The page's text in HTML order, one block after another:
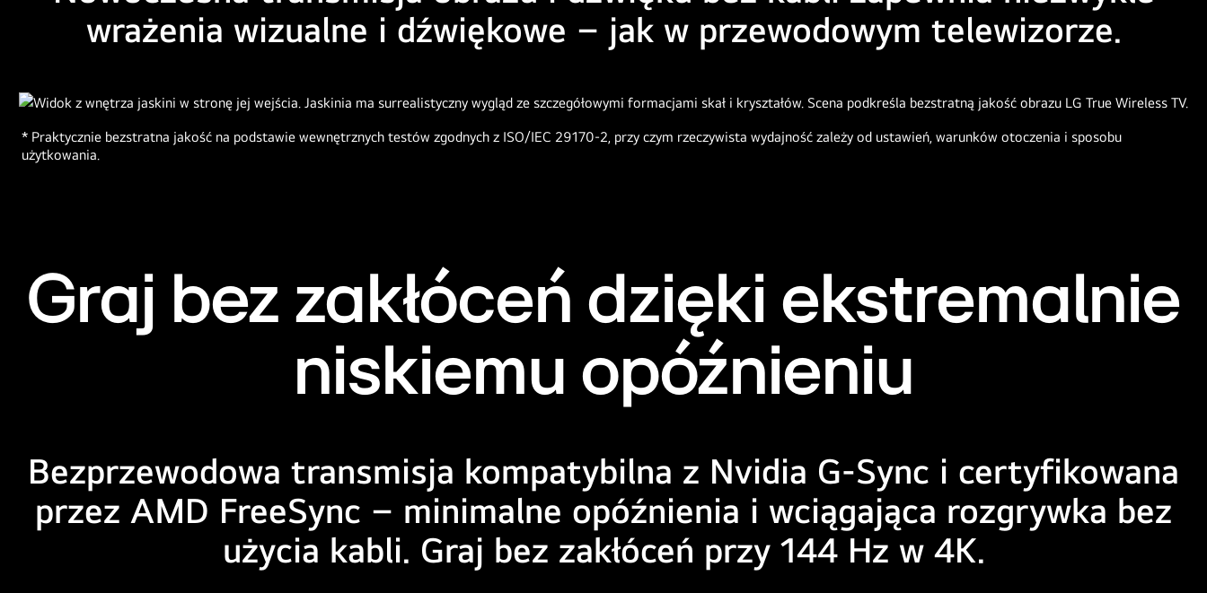
wrażenia wizualne i dźwiękowe – jak w przewodowym telewizorze.
* Praktycznie bezstratna jakość na podstawie wewnętrznych testów zgodnych z ISO/IEC 29170-2, przy czym rzeczywista wydajność zależy od ustawień, warunków otoczenia i sposobu
użytkowania.
Graj bez zakłóceń dzięki ekstremalnie
niskiemu opóźnieniu
Bezprzewodowa transmisja kompatybilna z Nvidia G-Sync i certyfikowana
przez AMD FreeSync – minimalne opóźnienia i wciągająca rozgrywka bez
użycia kabli. Graj bez zakłóceń przy 144 Hz w 4K.